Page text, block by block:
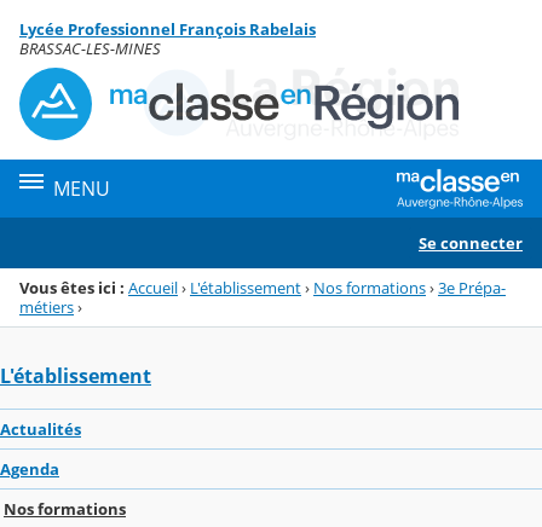
Menu de la rubrique
Contenu
Lycée Professionnel François Rabelais
BRASSAC-LES-MINES
MENU
Se connecter
Vous êtes ici : Accueil› L'établissement› Nos formations›3e Prépa-
métiers›
L'établissement
Actualités
Agenda
Nos formations